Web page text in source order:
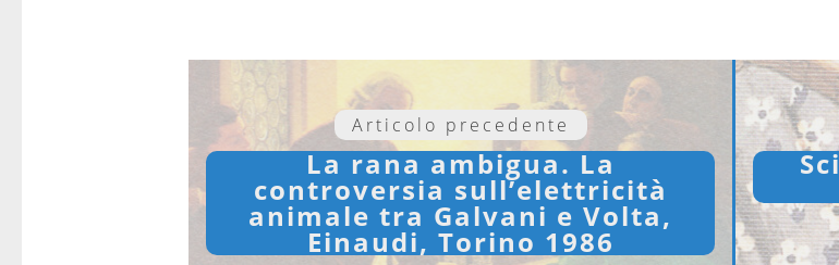
Articolo precedente
La rana ambigua. La
controversia sull’elettricità
animale tra Galvani e Volta,
Einaudi, Torino 1986